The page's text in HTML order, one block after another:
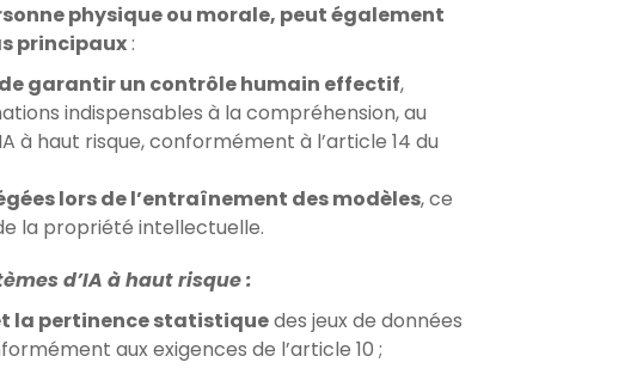
physique ou morale, peut également
principaux:
garantir un contrôle humain effectif,
indispensables à la compréhension, au
à haut risque, conformément à l’article 14 du
lors de l’entraînement des modèles, ce
la propriété intellectuelle.
d’IA à haut risque :
la pertinence statistiquedes jeux de données
aux exigences de l’article 10 ;